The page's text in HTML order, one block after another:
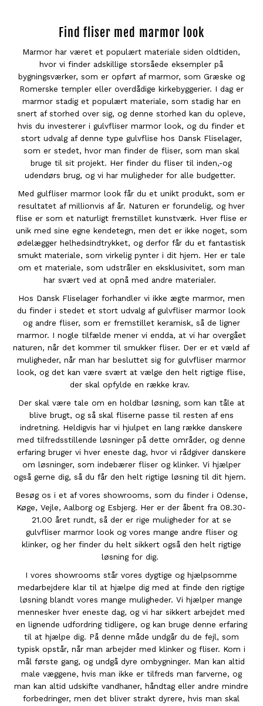
Find fliser med marmor look
Marmor har været et populært materiale siden oldtiden,
hvor vi finder adskillige storsåede eksempler på
bygningsværker, som er opført af marmor, som Græske og
Romerske templer eller overdådige kirkebyggerier. I dag er
marmor stadig et populært materiale, som stadig har en
snert af storhed over sig, og denne storhed kan du opleve,
hvis du investerer i gulvfliser marmor look, og du finder et
stort udvalg af denne type gulvflise hos Dansk Fliselager,
som er stedet, hvor man finder de fliser, som man skal
bruge til sit projekt. Her finder du fliser til inden,-og
udendørs brug, og vi har muligheder for alle budgetter.
Med gulfliser marmor look får du et unikt produkt, som er
resultatet af millionvis af år. Naturen er forundelig, og hver
flise er som et naturligt fremstillet kunstværk. Hver flise er
unik med sine egne kendetegn, men det er ikke noget, som
ødelægger helhedsindtrykket, og derfor får du et fantastisk
smukt materiale, som virkelig pynter i dit hjem. Her er tale
om et materiale, som udstråler en eksklusivitet, som man
har svært ved at opnå med andre materialer.
Hos Dansk Fliselager forhandler vi ikke ægte marmor, men
du finder i stedet et stort udvalg af gulvfliser marmor look
og andre fliser, som er fremstillet keramisk, så de ligner
marmor. I nogle tilfælde mener vi endda, at vi har overgået
naturen, når det kommer til smukker fliser. Der er et væld af
muligheder, når man har besluttet sig for gulvfliser marmor
look, og det kan være svært at vælge den helt rigtige flise,
der skal opfylde en række krav.
Der skal være tale om en holdbar løsning, som kan tåle at
blive brugt, og så skal fliserne passe til resten af ens
indretning. Heldigvis har vi hjulpet en lang række danskere
med tilfredsstillende løsninger på dette områder, og denne
erfaring bruger vi hver eneste dag, hvor vi rådgiver danskere
om løsninger, som indebærer fliser og klinker. Vi hjælper
også gerne dig, så du får den helt rigtige løsning til dit hjem.
Besøg os i et af vores showrooms, som du finder i Odense,
Køge, Vejle, Aalborg og Esbjerg. Her er der åbent fra 08.30-
21.00 året rundt, så der er rige muligheder for at se
gulvfliser marmor look og vores mange andre fliser og
klinker, og her finder du helt sikkert også den helt rigtige
løsning for dig.
I vores showrooms står vores dygtige og hjælpsomme
medarbejdere klar til at hjælpe dig med at finde den rigtige
løsning blandt vores mange muligheder. Vi hjælper mange
mennesker hver eneste dag, og vi har sikkert arbejdet med
en lignende udfordring tidligere, og kan bruge denne erfaring
til at hjælpe dig. På denne måde undgår du de fejl, som
typisk opstår, når man arbejder med klinker og fliser. Kom i
mål første gang, og undgå dyre ombygninger. Man kan altid
male væggene, hvis man ikke er tilfreds man farverne, og
man kan altid udskifte vandhaner, håndtag eller andre mindre
forbedringer, men det bliver strakt dyrere, hvis man skal